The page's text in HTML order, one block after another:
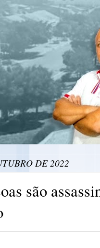
DE 2022
são